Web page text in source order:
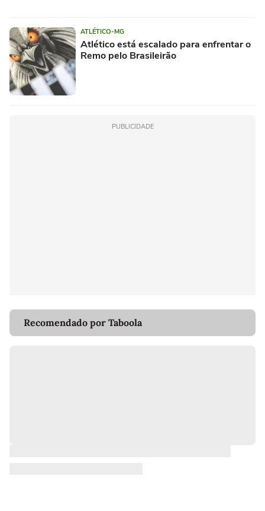
ATLÉTICO-MG
Atlético está escalado para enfrentar o
Remo pelo Brasileirão
PUBLICIDADE
Recomendado por Taboola